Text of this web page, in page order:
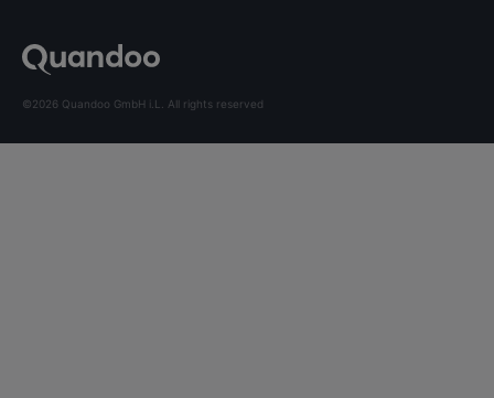
©2026 Quandoo GmbH i.L. All rights reserved